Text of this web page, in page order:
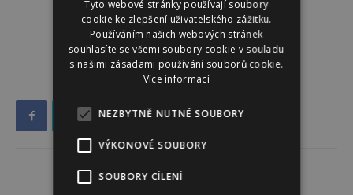
Tyto webové stránky používají soubory
cookie ke zlepšení uživatelského zážitku.
Používáním našich webových stránek
souhlasíte se všemi soubory cookie v souladu
s našimi zásadami používání souborů cookie.
Více informací
NEZBYTNĚ NUTNÉ SOUBORY
VÝKONOVÉ SOUBORY
SOUBORY CÍLENÍ